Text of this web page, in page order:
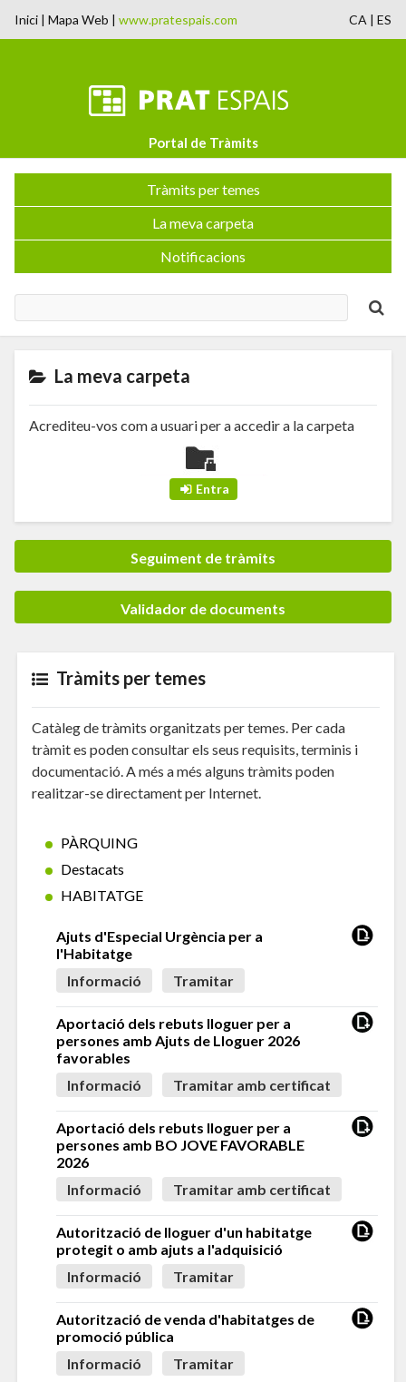
Inici | Mapa Web | www.pratespais.com CA | ES
Portal de Tràmits
Tràmits per temes
La meva carpeta
Notificacions
La meva carpeta
Acrediteu-vos com a usuari per a accedir a la carpeta
Seguiment de tràmits
Validador de documents
Tràmits per temes
Catàleg de tràmits organitzats per temes. Per cada
tràmit es poden consultar els seus requisits, terminis i
documentació. A més a més alguns tràmits poden
realitzar-se directament per Internet.
PÀRQUING
Destacats
HABITATGE
Ajuts d'Especial Urgència per a
l'Habitatge
Informació
Tramitar
Aportació dels rebuts lloguer per a
persones amb Ajuts de Lloguer 2026
favorables
Informació
Tramitar amb certificat
Aportació dels rebuts lloguer per a
persones amb BO JOVE FAVORABLE
2026
Informació
Tramitar amb certificat
Autorització de lloguer d'un habitatge
protegit o amb ajuts a l'adquisició
Informació
Tramitar
Autorització de venda d'habitatges de
promoció pública
Informació
Tramitar